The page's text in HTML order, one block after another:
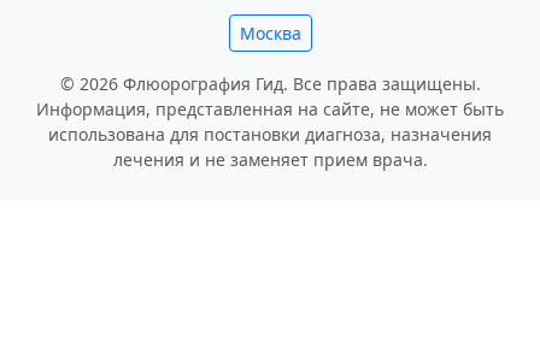
Москва
© 2026 Флюорография Гид. Все права защищены.
Информация, представленная на сайте, не может быть
использована для постановки диагноза, назначения
лечения и не заменяет прием врача.